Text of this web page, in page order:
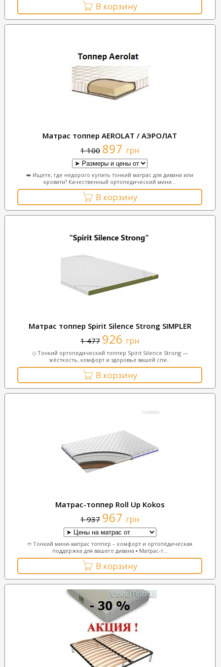
В корзину
Матрас топпер AEROLAT / АЭРОЛАТ
1 100 897 грн
➡️ Ищете, где недорого купить тонкий матрас для дивана или
кровати? Качественный ортопедический мини...
В корзину
Матрас топпер Spirit Silence Strong SIMPLER
1 477 926 грн
◇ Тонкий ортопедический топпер Spirit Silence Strong —
жёсткость, комфорт и здоровье вашей спи...
В корзину
Матрас-топпер Roll Up Kokos
1 937 967 грн
➱ Тонкий мини-матрас топпер – комфорт и ортопедическая
поддержка для вашего дивана ▪︎ Матрас-т...
В корзину